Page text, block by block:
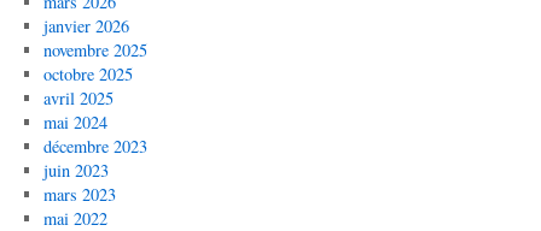
janvier 2026
novembre 2025
octobre 2025
avril 2025
mai 2024
décembre 2023
juin 2023
mars 2023
mai 2022